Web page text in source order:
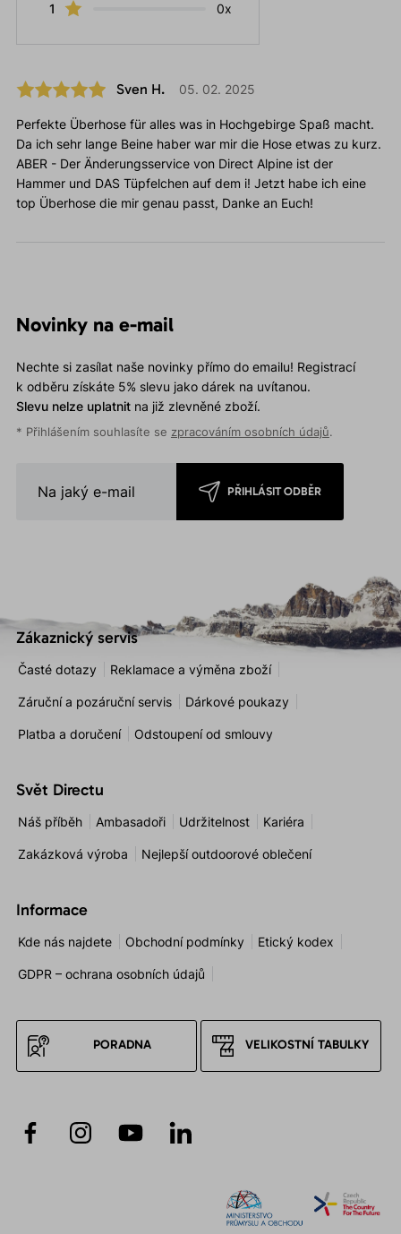
1
0x
Sven H. 05. 02. 2025
Perfekte Überhose für alles was in Hochgebirge Spaß macht.
Da ich sehr lange Beine haber war mir die Hose etwas zu kurz.
ABER - Der Änderungsservice von Direct Alpine ist der
Hammer und DAS Tüpfelchen auf dem i! Jetzt habe ich eine
top Überhose die mir genau passt, Danke an Euch!
Novinky na e-mail
Nechte si zasílat naše novinky přímo do emailu! Registrací
k odběru získáte 5% slevu jako dárek na uvítanou.
Slevu nelze uplatnitna již zlevněné zboží.
* Přihlášením souhlasíte se zpracováním osobních údajů.
PŘIHLÁSIT ODBĚR
Zákaznický servis
Časté dotazy Reklamace a výměna zboží
Záruční a pozáruční servis Dárkové poukazy
Platba a doručení Odstoupení od smlouvy
Svět Directu
Náš příběh Ambasadoři Udržitelnost Kariéra
Zakázková výroba Nejlepší outdoorové oblečení
Informace
Kde nás najdete Obchodní podmínky Etický kodex
GDPR – ochrana osobních údajů
PORADNA VELIKOSTNÍ TABULKY